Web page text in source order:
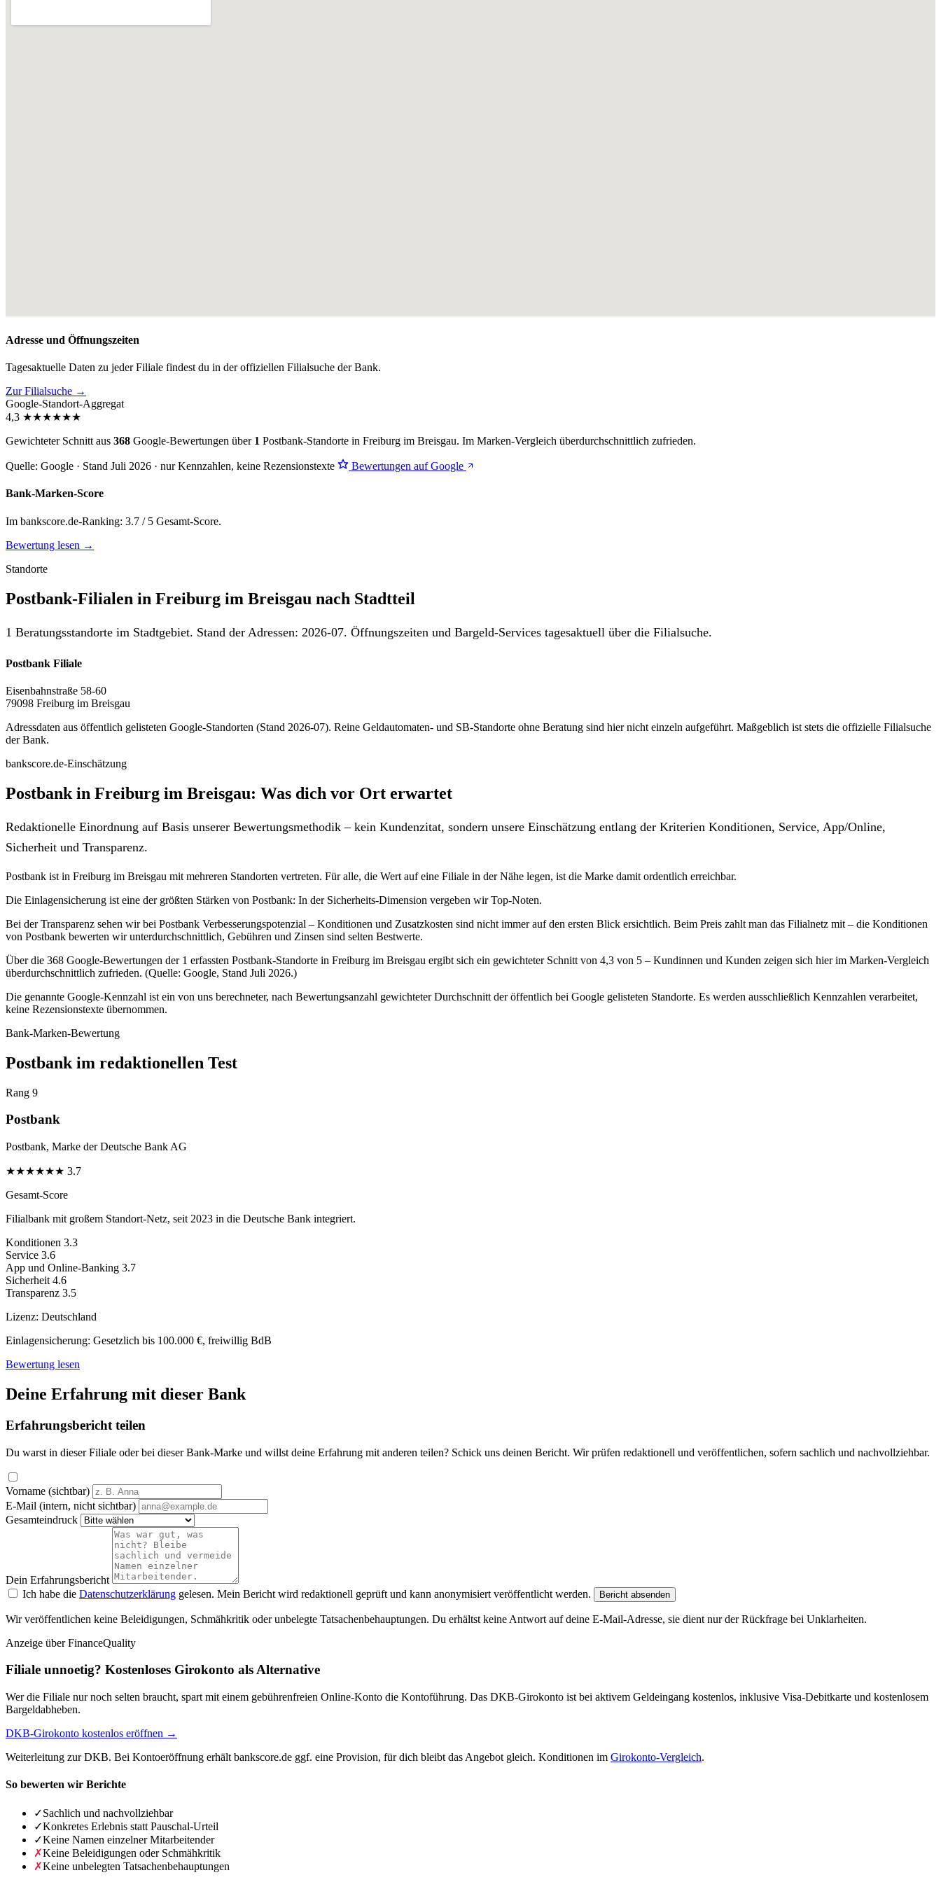
Adresse und Öffnungszeiten
Tagesaktuelle Daten zu jeder Filiale findest du in der offiziellen Filialsuche der Bank.
Zur Filialsuche →
Google-Standort-Aggregat
4,3 ★★★★★★
Gewichteter Schnitt aus 368 Google-Bewertungen über 1 Postbank-Standorte in Freiburg im Breisgau. Im Marken-Vergleich überdurchschnittlich zufrieden.
Quelle: Google · Stand Juli 2026 · nur Kennzahlen, keine Rezensionstexte Bewertungen auf Google
Bank-Marken-Score
Im bankscore.de-Ranking: 3.7 / 5 Gesamt-Score.
Bewertung lesen →
Standorte
Postbank-Filialen in Freiburg im Breisgau nach Stadtteil
1 Beratungsstandorte im Stadtgebiet. Stand der Adressen: 2026-07. Öffnungszeiten und Bargeld-Services tagesaktuell über die Filialsuche.
Postbank Filiale
Eisenbahnstraße 58-60
79098 Freiburg im Breisgau
Adressdaten aus öffentlich gelisteten Google-Standorten (Stand 2026-07). Reine Geldautomaten- und SB-Standorte ohne Beratung sind hier nicht einzeln aufgeführt. Maßgeblich ist stets die offizielle Filialsuche
der Bank.
bankscore.de-Einschätzung
Postbank in Freiburg im Breisgau: Was dich vor Ort erwartet
Redaktionelle Einordnung auf Basis unserer Bewertungsmethodik – kein Kundenzitat, sondern unsere Einschätzung entlang der Kriterien Konditionen, Service, App/Online,
Sicherheit und Transparenz.
Postbank ist in Freiburg im Breisgau mit mehreren Standorten vertreten. Für alle, die Wert auf eine Filiale in der Nähe legen, ist die Marke damit ordentlich erreichbar.
Die Einlagensicherung ist eine der größten Stärken von Postbank: In der Sicherheits-Dimension vergeben wir Top-Noten.
Bei der Transparenz sehen wir bei Postbank Verbesserungspotenzial – Konditionen und Zusatzkosten sind nicht immer auf den ersten Blick ersichtlich. Beim Preis zahlt man das Filialnetz mit – die Konditionen
von Postbank bewerten wir unterdurchschnittlich, Gebühren und Zinsen sind selten Bestwerte.
Über die 368 Google-Bewertungen der 1 erfassten Postbank-Standorte in Freiburg im Breisgau ergibt sich ein gewichteter Schnitt von 4,3 von 5 – Kundinnen und Kunden zeigen sich hier im Marken-Vergleich
überdurchschnittlich zufrieden. (Quelle: Google, Stand Juli 2026.)
Die genannte Google-Kennzahl ist ein von uns berechneter, nach Bewertungsanzahl gewichteter Durchschnitt der öffentlich bei Google gelisteten Standorte. Es werden ausschließlich Kennzahlen verarbeitet,
keine Rezensionstexte übernommen.
Bank-Marken-Bewertung
Postbank im redaktionellen Test
Rang 9
Postbank
Postbank, Marke der Deutsche Bank AG
★★★★★★ 3.7
Gesamt-Score
Filialbank mit großem Standort-Netz, seit 2023 in die Deutsche Bank integriert.
Konditionen 3.3
Service 3.6
App und Online-Banking 3.7
Sicherheit 4.6
Transparenz 3.5
Lizenz: Deutschland
Einlagensicherung: Gesetzlich bis 100.000 €, freiwillig BdB
Bewertung lesen
Deine Erfahrung mit dieser Bank
Erfahrungsbericht teilen
Du warst in dieser Filiale oder bei dieser Bank-Marke und willst deine Erfahrung mit anderen teilen? Schick uns deinen Bericht. Wir prüfen redaktionell und veröffentlichen, sofern sachlich und nachvollziehbar.
Vorname (sichtbar)
E-Mail (intern, nicht sichtbar)
Gesamteindruck
Dein Erfahrungsbericht
Ich habe die Datenschutzerklärung gelesen. Mein Bericht wird redaktionell geprüft und kann anonymisiert veröffentlicht werden. Bericht absenden
Wir veröffentlichen keine Beleidigungen, Schmähkritik oder unbelegte Tatsachenbehauptungen. Du erhältst keine Antwort auf deine E-Mail-Adresse, sie dient nur der Rückfrage bei Unklarheiten.
Anzeige über FinanceQuality
Filiale unnoetig? Kostenloses Girokonto als Alternative
Wer die Filiale nur noch selten braucht, spart mit einem gebührenfreien Online-Konto die Kontoführung. Das DKB-Girokonto ist bei aktivem Geldeingang kostenlos, inklusive Visa-Debitkarte und kostenlosem
Bargeldabheben.
DKB-Girokonto kostenlos eröffnen →
Weiterleitung zur DKB. Bei Kontoeröffnung erhält bankscore.de ggf. eine Provision, für dich bleibt das Angebot gleich. Konditionen im Girokonto-Vergleich.
So bewerten wir Berichte
✓Sachlich und nachvollziehbar
✓Konkretes Erlebnis statt Pauschal-Urteil
✓Keine Namen einzelner Mitarbeitender
✗Keine Beleidigungen oder Schmähkritik
✗Keine unbelegten Tatsachenbehauptungen